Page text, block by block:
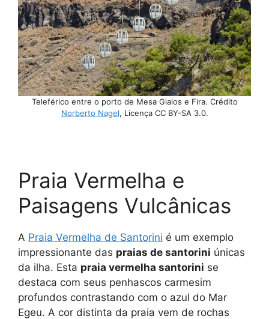
Teleférico entre o porto de Mesa Gialos e Fira. Crédito
Norberto Nagel, Licença CC BY-SA 3.0.
Praia Vermelha e
Paisagens Vulcânicas
A Praia Vermelha de Santorini é um exemplo
impressionante das praias de santorini únicas
da ilha. Esta praia vermelha santorini se
destaca com seus penhascos carmesim
profundos contrastando com o azul do Mar
Egeu. A cor distinta da praia vem de rochas